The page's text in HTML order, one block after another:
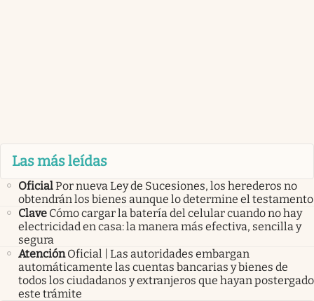
Las más leídas
OficialPor nueva Ley de Sucesiones, los herederos no
obtendrán los bienes aunque lo determine el testamento
Clave Cómo cargar la batería del celular cuando no hay
electricidad en casa: la manera más efectiva, sencilla y
segura
Atención Oficial | Las autoridades embargan
automáticamente las cuentas bancarias y bienes de
todos los ciudadanos y extranjeros que hayan postergado
este trámite